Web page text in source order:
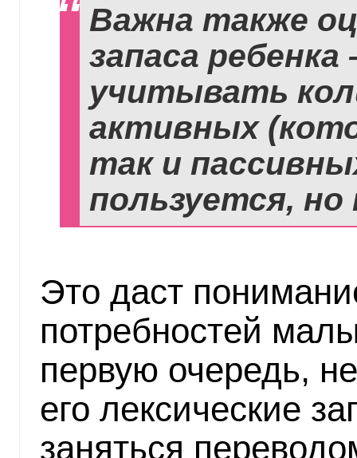
Важна также
запаса
учитывать
активных
так и
пользуется,
Это даст
потребностей
первую очередь,
его лексические
заняться